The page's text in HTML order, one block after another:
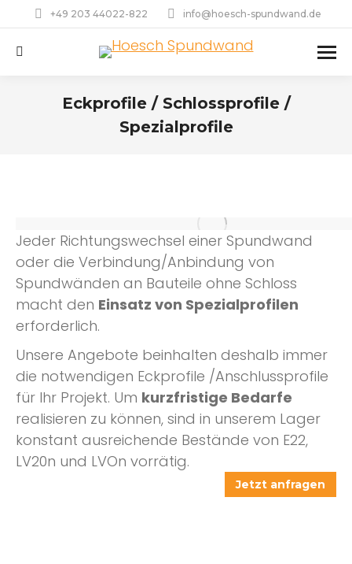
+49 203 44022-822 info@hoesch-spundwand.de
Search:
Eckprofile / Schlossprofile /
Spezialprofile
Jeder Richtungswechsel einer Spundwand
oder die Verbindung/Anbindung von
Spundwänden an Bauteile ohne Schloss
macht den Einsatz von Spezialprofilen
erforderlich.
Unsere Angebote beinhalten deshalb immer
die notwendigen Eckprofile /Anschlussprofile
für Ihr Projekt. Um kurzfristige Bedarfe
realisieren zu können, sind in unserem Lager
konstant ausreichende Bestände von E22,
LV20n und LVOn vorrätig.
Jetzt anfragen